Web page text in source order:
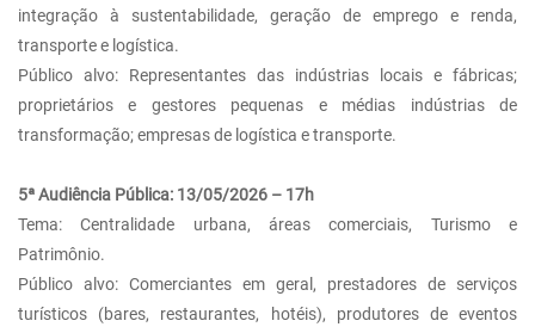
integração à sustentabilidade, geração de emprego e renda,
transporte e logística.
Público alvo: Representantes das indústrias locais e fábricas;
proprietários e gestores pequenas e médias indústrias de
transformação; empresas de logística e transporte.
5ª Audiência Pública: 13/05/2026 – 17h
Tema: Centralidade urbana, áreas comerciais, Turismo e
Patrimônio.
Público alvo: Comerciantes em geral, prestadores de serviços
turísticos (bares, restaurantes, hotéis), produtores de eventos